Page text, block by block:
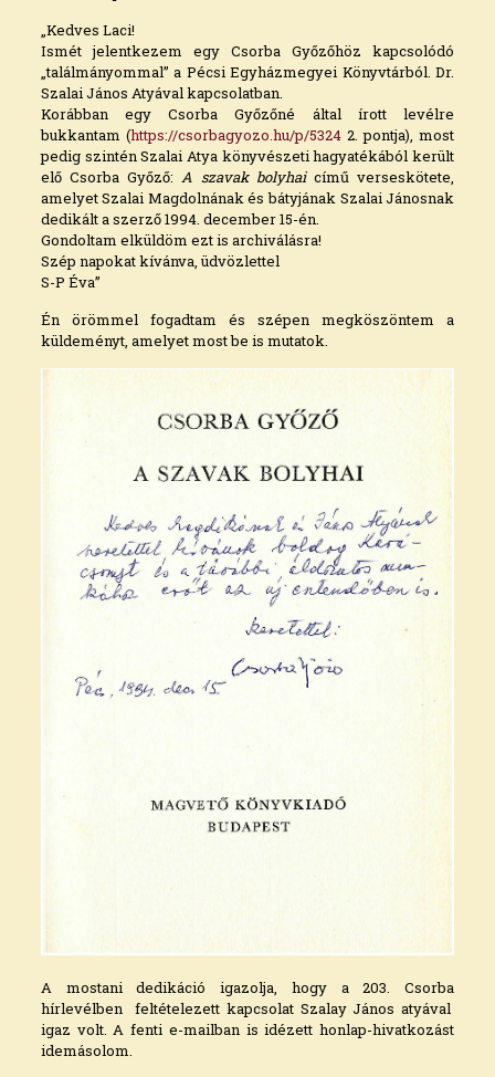
„Kedves Laci!
Ismét jelentkezem egy Csorba Győzőhöz kapcsolódó
„találmányommal” a Pécsi Egyházmegyei Könyvtárból. Dr.
Szalai János Atyával kapcsolatban.
Korábban egy Csorba Győzőné által írott levélre
bukkantam (https://csorbagyozo.hu/p/53242. pontja), most
pedig szintén Szalai Atya könyvészeti hagyatékából került
elő Csorba Győző: A szavak bolyhaicímű verseskötete,
amelyet Szalai Magdolnának és bátyjának Szalai Jánosnak
dedikált a szerző 1994. december 15-én.
Gondoltam elküldöm ezt is archiválásra!
Szép napokat kívánva, üdvözlettel
S-P Éva”
Én örömmel fogadtam és szépen megköszöntem a
küldeményt, amelyet most be is mutatok.
A mostani dedikáció igazolja, hogy a 203. Csorba
hírlevélben feltételezett kapcsolat Szalay János atyával
igaz volt. A fenti e-mailban is idézett honlap-hivatkozást
idemásolom.